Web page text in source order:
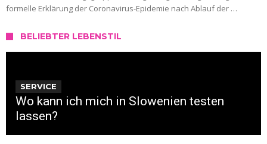
formelle Erklärung der Coronavirus-Epidemie nach Ablauf der …
BELIEBTER LEBENSTIL
SERVICE
Wo kann ich mich in Slowenien testen
lassen?